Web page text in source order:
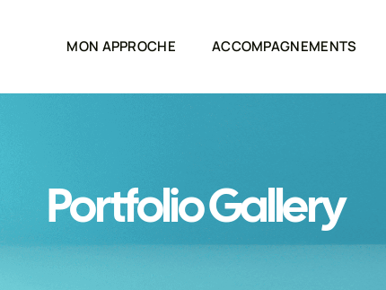
MON APPROCHE ACCOMPAGNEMENTS
Portfolio Gallery